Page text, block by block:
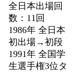
全日本出場回
数：11回
1986年 全日本
初出場→初段
1991年 全国学
生選手権3位タ